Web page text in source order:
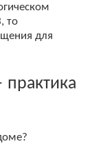
то
для